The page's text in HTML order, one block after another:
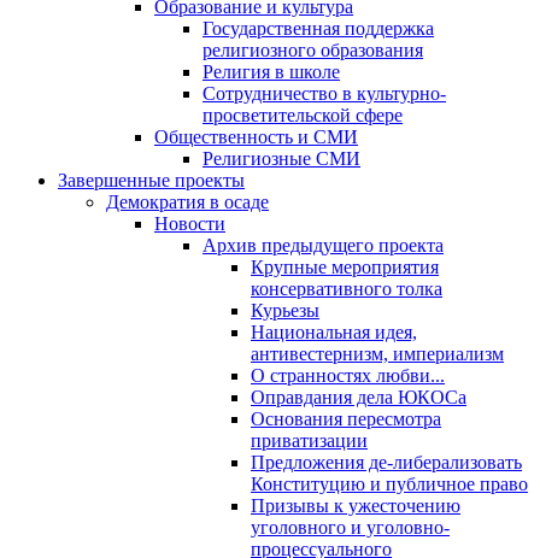
Образование и культура
Государственная поддержка
религиозного образования
Религия в школе
Сотрудничество в культурно-
просветительской сфере
Общественность и СМИ
Религиозные СМИ
Завершенные проекты
Демократия в осаде
Новости
Архив предыдущего проекта
Крупные мероприятия
консервативного толка
Курьезы
Национальная идея,
антивестернизм, империализм
О странностях любви...
Оправдания дела ЮКОСа
Основания пересмотра
приватизации
Предложения де-либерализовать
Конституцию и публичное право
Призывы к ужесточению
уголовного и уголовно-
процессуального